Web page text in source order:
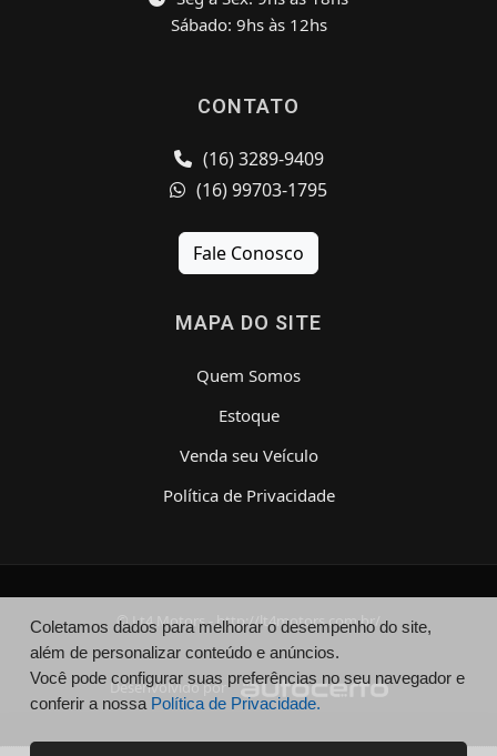
Sábado: 9hs às 12hs
CONTATO
(16) 3289-9409
(16) 99703-1795
Fale Conosco
MAPA DO SITE
Quem Somos
Estoque
Venda seu Veículo
Política de Privacidade
© Lt4 Motors - http://lt4motors.com.br/
Desenvolvido por
Coletamos dados para melhorar o desempenho do site,
além de personalizar conteúdo e anúncios.
Você pode configurar suas preferências no seu navegador e
conferir a nossa Política de Privacidade.